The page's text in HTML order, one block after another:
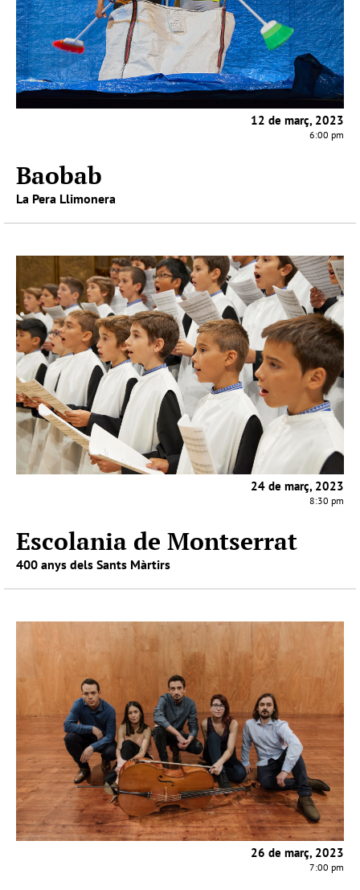
12 de març, 2023
6:00 pm
Baobab
La Pera Llimonera
24 de març, 2023
8:30 pm
Escolania de Montserrat
400 anys dels Sants Màrtirs
26 de març, 2023
7:00 pm